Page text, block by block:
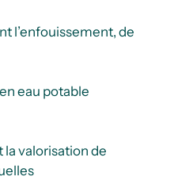
l’enfouissement, de
eau potable
la valorisation de